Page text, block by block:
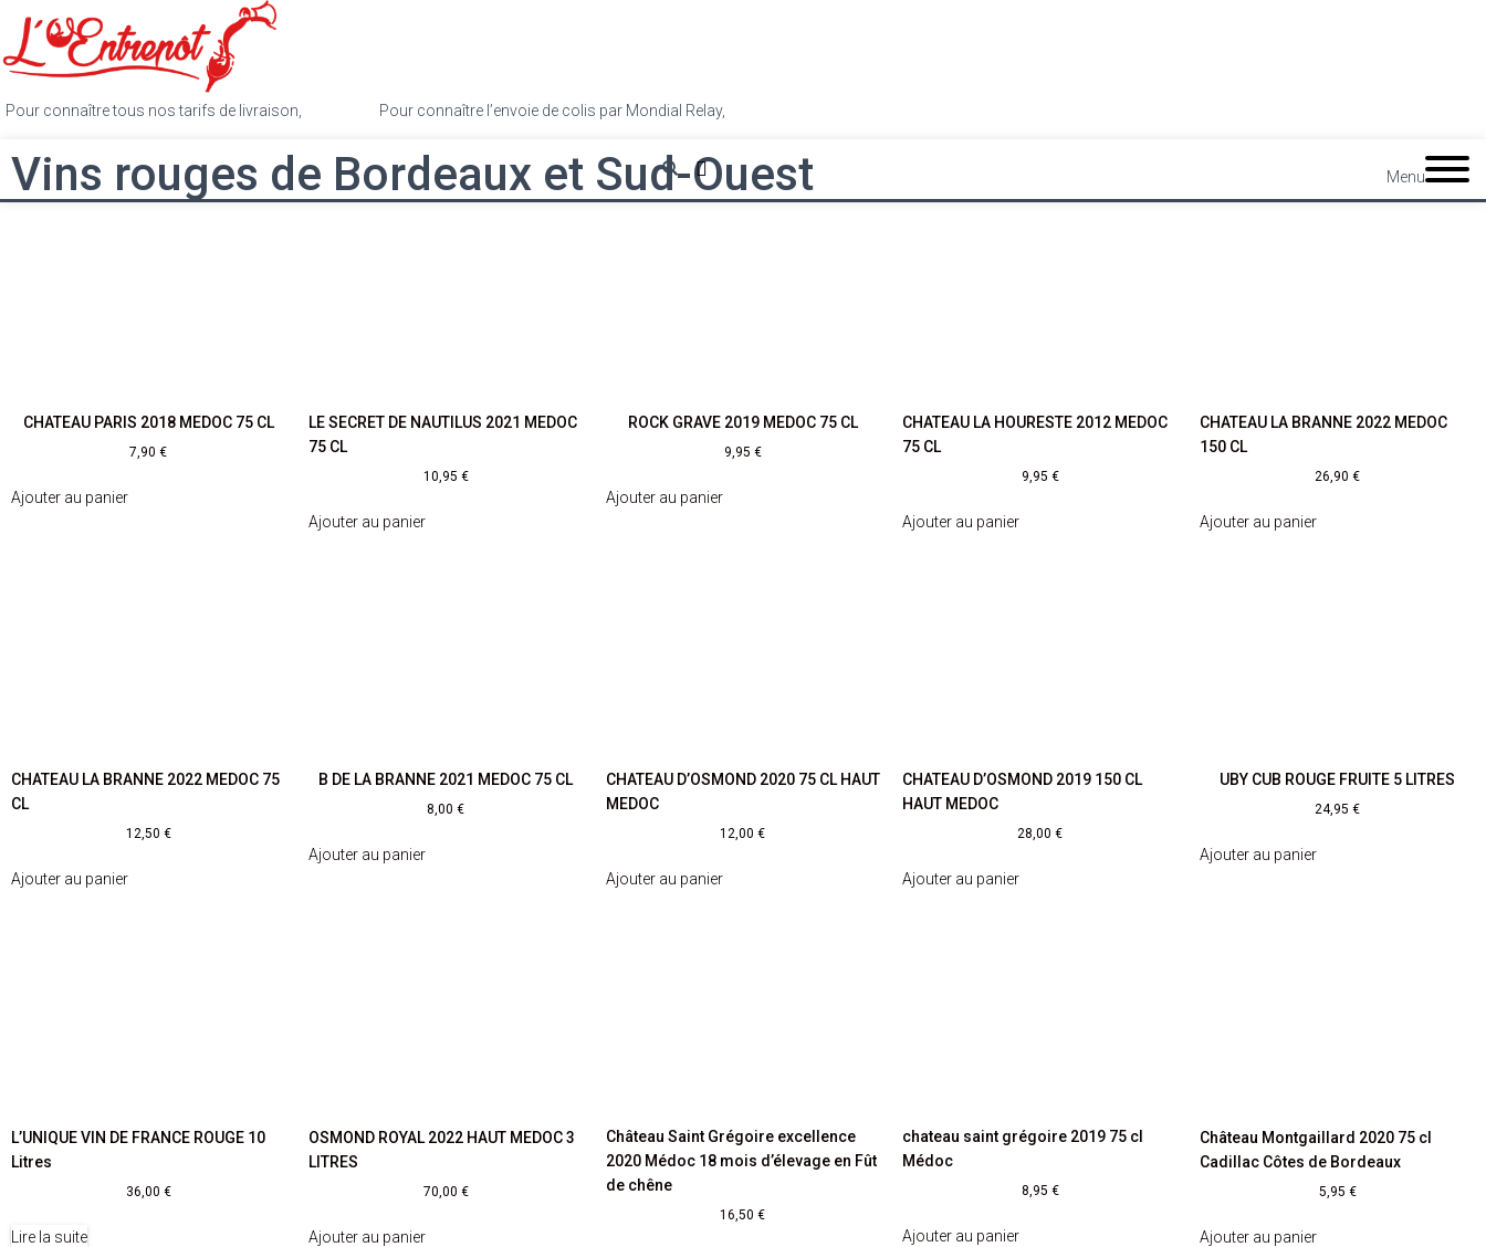
Pour connaître tous nos tarifs de livraison, Pour connaître l’envoie de colis par Mondial Relay,
Menu
Vins rouges de Bordeaux et Sud-Ouest
CHATEAU PARIS 2018 MEDOC 75 CL
7,90€
Ajouter au panier
LE SECRET DE NAUTILUS 2021 MEDOC
75 CL
10,95 €
Ajouter au panier
ROCK GRAVE 2019 MEDOC 75 CL
9,95 €
Ajouter au panier
CHATEAU LA HOURESTE 2012 MEDOC
75 CL
9,95 €
Ajouter au panier
CHATEAU LA BRANNE 2022 MEDOC
150 CL
26,90€
Ajouter au panier
CHATEAU LA BRANNE 2022 MEDOC 75
CL
12,50 €
Ajouter au panier
B DE LA BRANNE 2021 MEDOC 75 CL
8,00€
Ajouter au panier
CHATEAU D’OSMOND 2020 75 CL HAUT
MEDOC
12,00€
Ajouter au panier
CHATEAU D’OSMOND 2019 150 CL
HAUT MEDOC
28,00€
Ajouter au panier
UBY CUB ROUGE FRUITE 5 LITRES
24,95€
Ajouter au panier
L’UNIQUE VIN DE FRANCE ROUGE 10
Litres
36,00 €
Lire la suite
OSMOND ROYAL 2022 HAUT MEDOC 3
LITRES
70,00 €
Ajouter au panier
Château Saint Grégoire excellence
2020 Médoc 18 mois d’élevage en Fût
de chêne
16,50€
chateau saint grégoire 2019 75 cl
Médoc
8,95 €
Ajouter au panier
Château Montgaillard 2020 75 cl
Cadillac Côtes de Bordeaux
5,95 €
Ajouter au panier